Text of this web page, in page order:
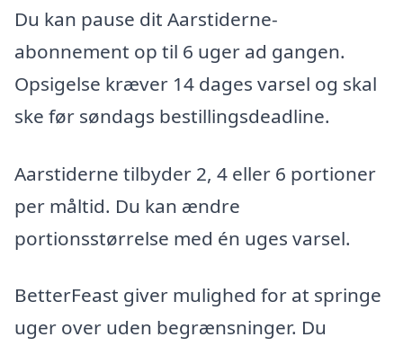
Du kan pause dit Aarstiderne-
abonnement op til 6 uger ad gangen.
Opsigelse kræver 14 dages varsel og skal
ske før søndags bestillingsdeadline.
Aarstiderne tilbyder 2, 4 eller 6 portioner
per måltid. Du kan ændre
portionsstørrelse med én uges varsel.
BetterFeast giver mulighed for at springe
uger over uden begrænsninger. Du